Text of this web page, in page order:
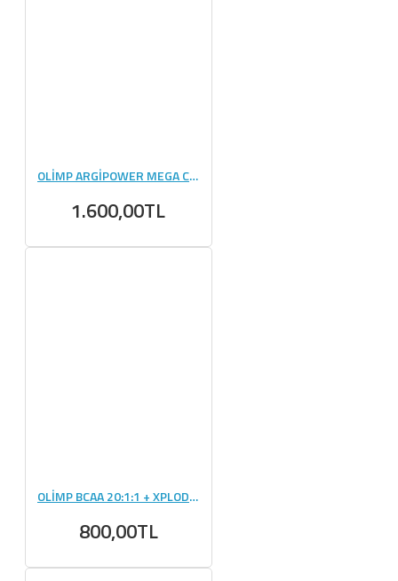
OLİMP ARGİPOWER MEGA CAPS - 120 KAPSÜL
1.600,00TL
OLİMP BCAA 20:1:1 + XPLODE POWDER 200 GR
800,00TL